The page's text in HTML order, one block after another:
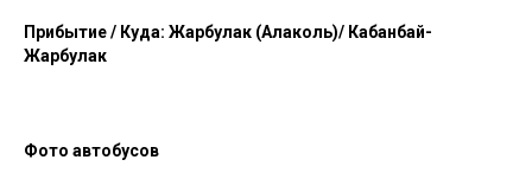
Прибытие / Куда: Жарбулак (Алаколь)/ Кабанбай-
Жарбулак
Фото автобусов